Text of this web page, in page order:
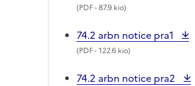
(PDF- 87.9 kio)
74.2 arbn notice pra1
(PDF- 122.6 kio)
74.2 arbn notice pra2